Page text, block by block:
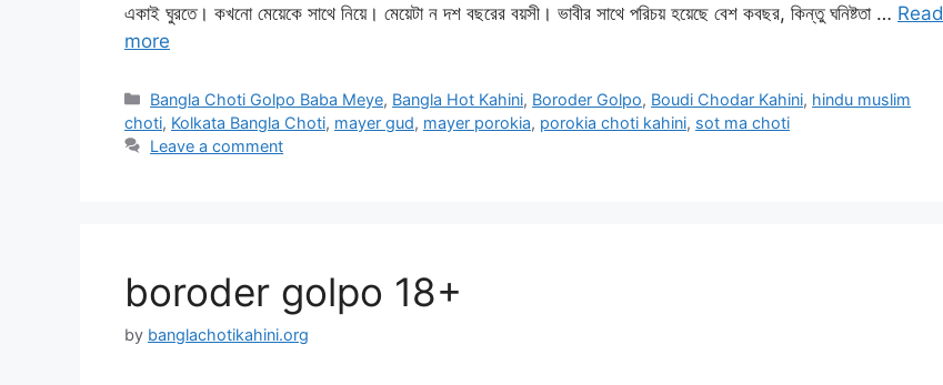
একাই ঘুরতে। কখনো মেয়েকে সাথে নিয়ে। মেয়েটা ন দশ বছরের বয়সী। ভাবীর সাথে পরিচয় হয়েছে বেশ কবছর, কিন্তু ঘনিষ্টতা … Read
more
Categories
Bangla Choti Golpo Baba Meye, Bangla Hot Kahini, Boroder Golpo, Boudi Chodar Kahini, hindu muslim
choti, Kolkata Bangla Choti, mayer gud, mayer porokia, porokia choti kahini, sot ma choti
Leave a comment
boroder golpo 18+
by banglachotikahini.org